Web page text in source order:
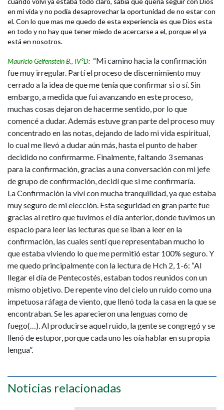
en mi vida y no podía desaprovechar la oportunidad de no estar con
el. Con lo que mas me quedo de esta experiencia es que Dios esta
en todo y no hay que tener miedo de acercarse a el, porque el ya
está en nosotros.
Mauricio Gelfenstein B., IVºD: “Mi camino hacia la confirmación
fue muy irregular. Partí el proceso de discernimiento muy
cerrado a la idea de que me tenía que confirmar si o sí. Sin
embargo, a medida que fui avanzando en este proceso,
muchas cosas dejaron de hacerme sentido, por lo que
comencé a dudar. Además estuve gran parte del proceso muy
concentrado en las notas, dejando de lado mi vida espiritual,
lo cual me llevó a dudar aún más, hasta el punto de haber
decidido no confirmarme. Finalmente, faltando 3 semanas
para la confirmación, gracias a una conversación con mi jefe
de grupo de confirmación, decidí que si me confirmaría.
La Confirmación la viví con mucha tranquilidad, ya que estaba
muy seguro de mi elección. Esta seguridad en gran parte fue
gracias al retiro que tuvimos el día anterior, donde tuvimos un
espacio para leer las lecturas que se iban a leer en la
confirmación, las cuales sentí que representaban mucho lo
que estaba viviendo lo que me permitió estar 100% seguro. Y
me quedo principalmente con la lectura de Hch 2, 1-6: “Al
llegar el día de Pentecostés, estaban todos reunidos con un
mismo objetivo. De repente vino del cielo un ruido como una
impetuosa ráfaga de viento, que llenó toda la casa en la que se
encontraban. Se les aparecieron una lenguas como de
fuego(…). Al producirse aquel ruido, la gente se congregó y se
llenó de estupor, porque cada uno les oía hablar en su propia
lengua”.
Noticias relacionadas